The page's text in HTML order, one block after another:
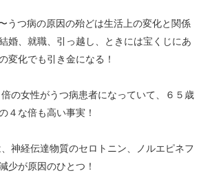
うつ病の原因の殆どは生活上の変化と関係
婚、就職、引っ越し、ときには宝くじにあ
変化でも引き金になる！
の女性がうつ病患者になっていて、６５歳
４な倍も高い事実！
神経伝達物質のセロトニン、ノルエピネフ
少が原因のひとつ！